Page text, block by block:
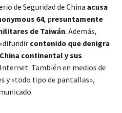
de Seguridad de China acusa
64, presuntamente
de Taiwán. Además,
contenido que denigra
continental y sus
También en medios de
y «todo tipo de pantallas»,